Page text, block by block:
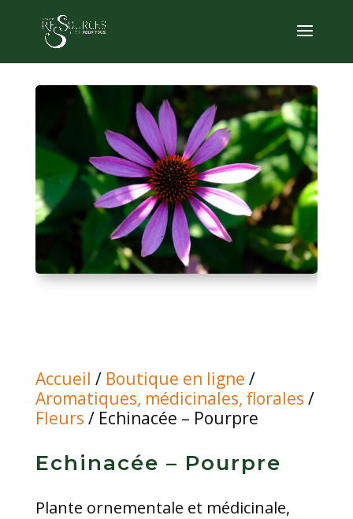
Accueil / Boutique en ligne /
Aromatiques, médicinales, florales /
Fleurs / Echinacée – Pourpre
Echinacée – Pourpre
Plante ornementale et médicinale,